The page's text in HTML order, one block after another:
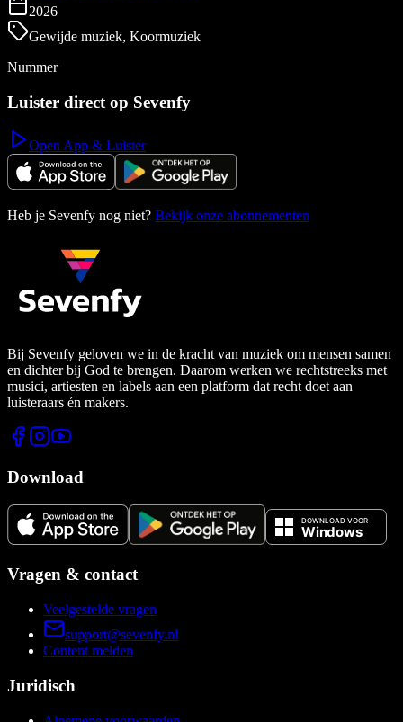
2026
Gewijde muziek, Koormuziek
Nummer
Luister direct op Sevenfy
Open App & Luister
Heb je Sevenfy nog niet? Bekijk onze abonnementen
Bij Sevenfy geloven we in de kracht van muziek om mensen samen
en dichter bij God te brengen. Daarom werken we rechtstreeks met
musici, artiesten en labels aan een platform dat recht doet aan
luisteraars én makers.
Download
Vragen & contact
Veelgestelde vragen
support@sevenfy.nl
Content melden
Juridisch